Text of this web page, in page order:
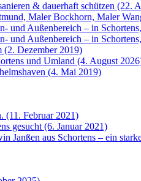
& dauerhaft schützen (22.
Maler Bockhorn, Maler
und Außenbereich – in
und Außenbereich – in
(2. Dezember 2019)
und Umland (4. August
(4. Mai 2019)
(11. Februar 2021)
gesucht (6. Januar 2021)
Janßen aus Schortens – ein